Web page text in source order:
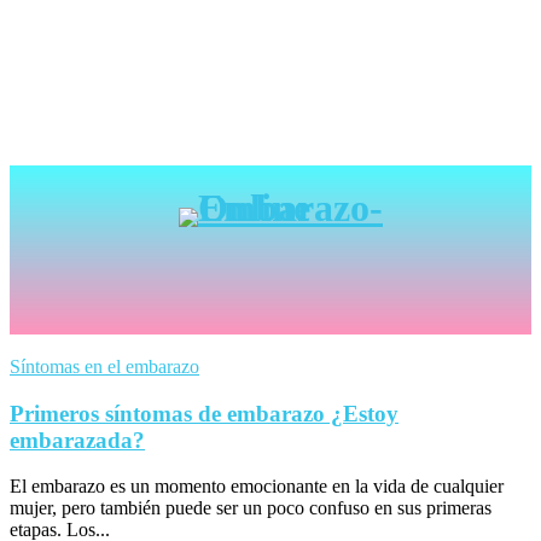
Síntomas en el embarazo
Primeros síntomas de embarazo ¿Estoy
embarazada?
El embarazo es un momento emocionante en la vida de cualquier
mujer, pero también puede ser un poco confuso en sus primeras
etapas. Los...